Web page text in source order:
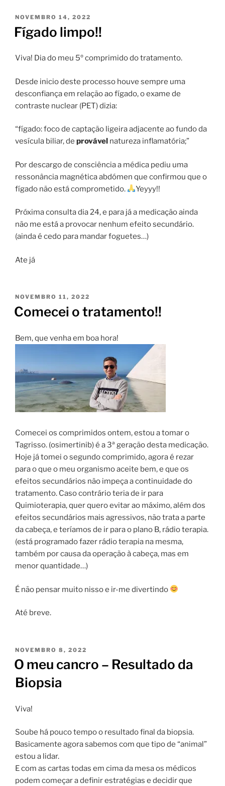
PUBLICADO
EM
NOVEMBRO 14, 2022
Fígado limpo!!
Viva! Dia do meu 5º comprimido do tratamento.
Desde inicio deste processo houve sempre uma
desconfiança em relação ao fígado, o exame de
contraste nuclear (PET) dizia:
“fígado: foco de captação ligeira adjacente ao fundo da
vesícula biliar, de provável natureza inflamatória;”
Por descargo de consciência a médica pediu uma
ressonância magnética abdómen que confirmou que o
fígado não está comprometido.
Yeyyy!!
Próxima consulta dia 24, e para já a medicação ainda
não me está a provocar nenhum efeito secundário.
(ainda é cedo para mandar foguetes…)
Ate já
PUBLICADO
EM
NOVEMBRO 11, 2022
Comecei o tratamento!!
Bem, que venha em boa hora!
Comecei os comprimidos ontem, estou a tomar o
Tagrisso. (osimertinib) é a 3ª geração desta medicação.
Hoje já tomei o segundo comprimido, agora é rezar
para o que o meu organismo aceite bem, e que os
efeitos secundários não impeça a continuidade do
tratamento. Caso contrário teria de ir para
Quimioterapia, quer quero evitar ao máximo, além dos
efeitos secundários mais agressivos, não trata a parte
da cabeça, e teríamos de ir para o plano B, rádio terapia.
(está programado fazer rádio terapia na mesma,
também por causa da operação à cabeça, mas em
menor quantidade…)
É não pensar muito nisso e ir-me divertindo
Até breve.
PUBLICADO
EM
NOVEMBRO 8, 2022
O meu cancro – Resultado da
Biopsia
Viva!
Soube há pouco tempo o resultado final da biopsia.
Basicamente agora sabemos com que tipo de “animal”
estou a lidar.
E com as cartas todas em cima da mesa os médicos
podem começar a definir estratégias e decidir que